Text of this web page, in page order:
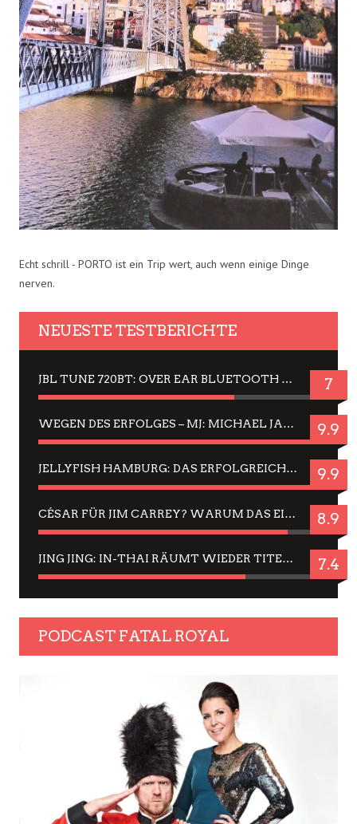
Echt schrill - PORTO ist ein Trip wert, auch wenn einige Dinge
nerven.
NEUESTE TESTBERICHTE
JBL TUNE 720BT: OVER EAR BLUETOOTH KOPFHÖRER UM DIE 50,-€ IM DAUER-TEST 7
WEGEN DES ERFOLGES – MJ: MICHAEL JACKSON MUSICAL IN EINER MATINEE SEHEN 9.9
JELLYFISH HAMBURG: DAS ERFOLGREICHE SOMMER-MENÜ 2025 IN GEFÜHLEN UND BILDERN 9.9
CÉSAR FÜR JIM CARREY? WARUM DAS EINER DER NERVIGSTEN ACTORS IST UND BLEIBT 8.9
JING JING: IN-THAI RÄUMT WIEDER TITEL AB – EIN ZWEI-STUNDEN-ERLEBNISBERICHT 7.4
PODCAST FATAL ROYAL